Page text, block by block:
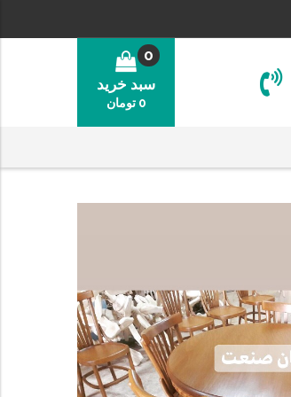
سبد خرید
0
0 تومان